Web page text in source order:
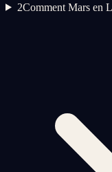
2Comment Mars en